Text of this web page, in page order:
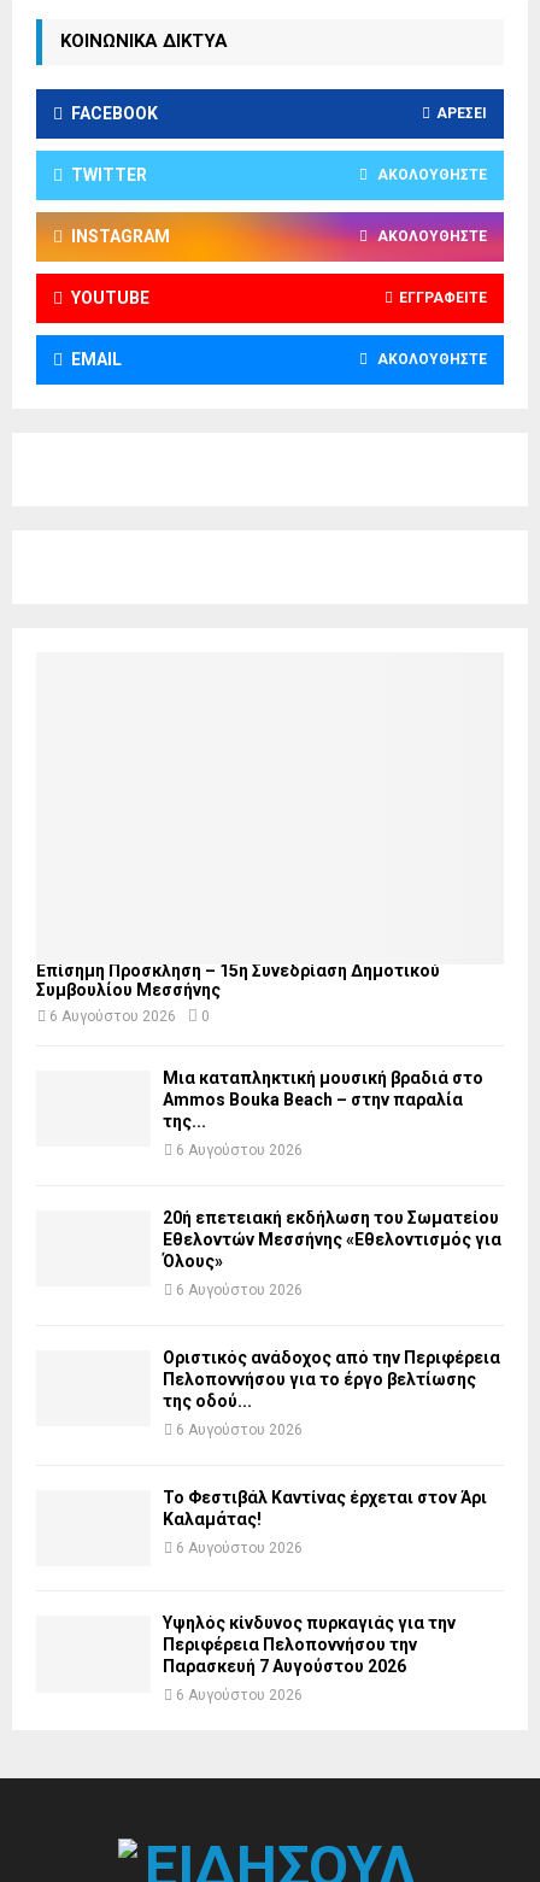
ΚΟΙΝΩΝΙΚΑ ΔΙΚΤΥΑ
FACEBOOK ΑΡΈΣΕΙ
TWITTER ΑΚΟΛΟΥΘΉΣΤΕ
INSTAGRAM ΑΚΟΛΟΥΘΉΣΤΕ
YOUTUBE ΕΓΓΡΑΦΕΊΤΕ
EMAIL ΑΚΟΛΟΥΘΉΣΤΕ
Επίσημη Πρόσκληση – 15η Συνεδρίαση Δημοτικού
Συμβουλίου Μεσσήνης
6 Αυγούστου 2026 0
Μια καταπληκτική μουσική βραδιά στο
Ammos Bouka Beach – στην παραλία
της...
6 Αυγούστου 2026
20ή επετειακή εκδήλωση του Σωματείου
Εθελοντών Μεσσήνης «Εθελοντισμός για
Όλους»
6 Αυγούστου 2026
Οριστικός ανάδοχος από την Περιφέρεια
Πελοποννήσου για το έργο βελτίωσης
της οδού...
6 Αυγούστου 2026
Το Φεστιβάλ Καντίνας έρχεται στον Άρι
Καλαμάτας!
6 Αυγούστου 2026
Υψηλός κίνδυνος πυρκαγιάς για την
Περιφέρεια Πελοποννήσου την
Παρασκευή 7 Αυγούστου 2026
6 Αυγούστου 2026